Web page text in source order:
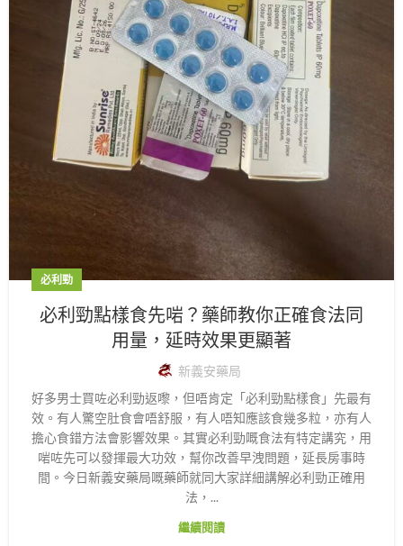
必利勁
必利勁點樣食先啱？藥師教你正確食法同
用量，延時效果更顯著
新義安藥局
好多男士買咗必利勁返嚟，但唔肯定「必利勁點樣食」先最有
效。有人驚空肚食會唔舒服，有人唔知應該食幾多粒，亦有人
擔心食錯方法會影響效果。其實必利勁嘅食法有特定講究，用
啱咗先可以發揮最大功效，幫你改善早洩問題，延長房事時
間。今日新義安藥局嘅藥師就同大家詳細講解必利勁正確用
法，...
繼續閱讀